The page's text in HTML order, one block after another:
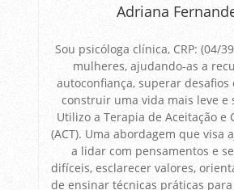
Adriana
Sou psicóloga clínica, CRP: (04/
mulheres, ajudando-as a
autoconfiança, superar desafios
construir uma vida mais leve e
Utilizo a Terapia de Aceitação e
(ACT). Uma abordagem que visa
a lidar com pensamentos e
difíceis, esclarecer valores,
de ensinar técnicas práticas